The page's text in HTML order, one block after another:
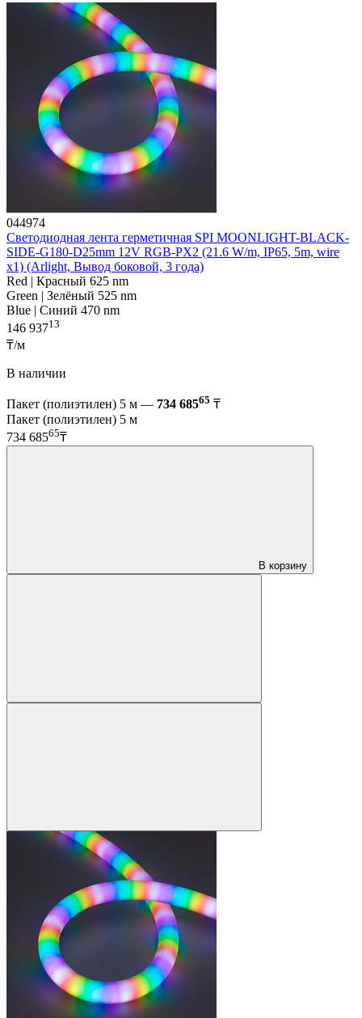
044974
Светодиодная лента герметичная SPI MOONLIGHT-BLACK-
SIDE-G180-D25mm 12V RGB-PX2 (21.6 W/m, IP65, 5m, wire
x1) (Arlight, Вывод боковой, 3 года)
Red | Красный 625 nm
Green | Зелёный 525 nm
Blue | Синий 470 nm
146 93713
₸/м
В наличии
Пакет (полиэтилен) 5 м — 734 68565 ₸
Пакет (полиэтилен) 5 м
734 68565₸
В корзину